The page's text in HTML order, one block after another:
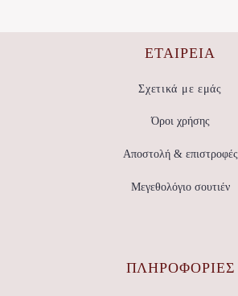
ΕΤΑΙΡΕΊΑ
Σχετικά με εμάς
Όροι χρήσης
Αποστολή & επιστροφές
Μεγεθολόγιο σουτιέν
ΠΛΗΡΟΦΟΡΙΕΣ